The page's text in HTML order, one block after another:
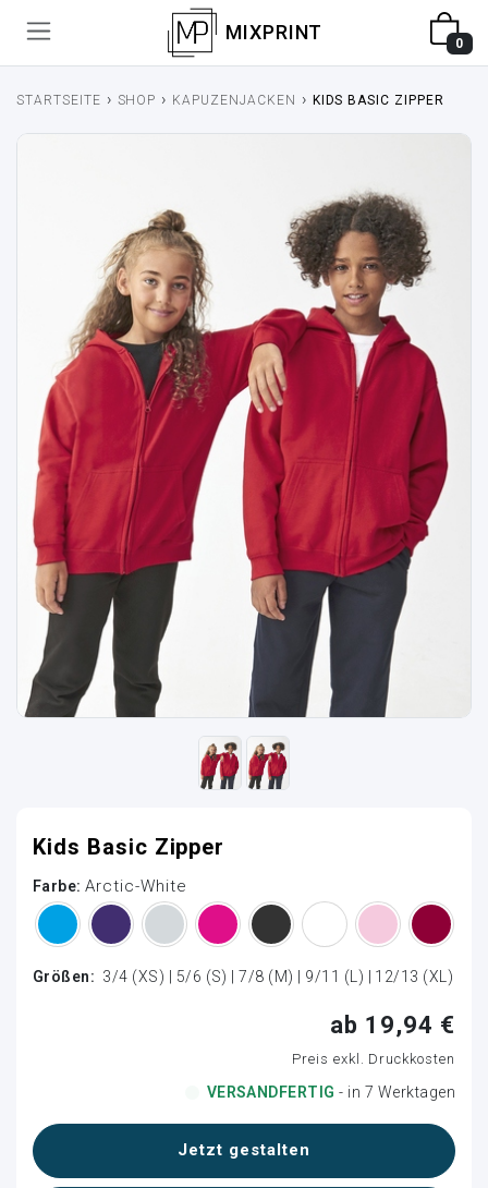
MIXPRINT
0
STARTSEITE › SHOP › KAPUZENJACKEN › KIDS BASIC ZIPPER
Kids Basic Zipper
Farbe: Arctic-White
Größen: 3/4 (XS) | 5/6 (S) | 7/8 (M) | 9/11 (L) | 12/13 (XL)
ab 19,94 €
Preis exkl. Druckkosten
Loading...
VERSANDFERTIG - in 7 Werktagen
Jetzt gestalten